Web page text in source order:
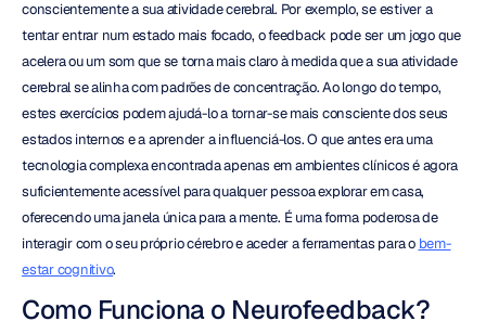
conscientemente a sua atividade cerebral. Por exemplo, se estiver a
tentar entrar num estado mais focado, o feedback pode ser um jogo que
acelera ou um som que se torna mais claro à medida que a sua atividade
cerebral se alinha com padrões de concentração. Ao longo do tempo,
estes exercícios podem ajudá-lo a tornar-se mais consciente dos seus
estados internos e a aprender a influenciá-los. O que antes era uma
tecnologia complexa encontrada apenas em ambientes clínicos é agora
suficientemente acessível para qualquer pessoa explorar em casa,
oferecendo uma janela única para a mente. É uma forma poderosa de
interagir com o seu próprio cérebro e aceder a ferramentas para o bem-
estar cognitivo.
Como Funciona o Neurofeedback?